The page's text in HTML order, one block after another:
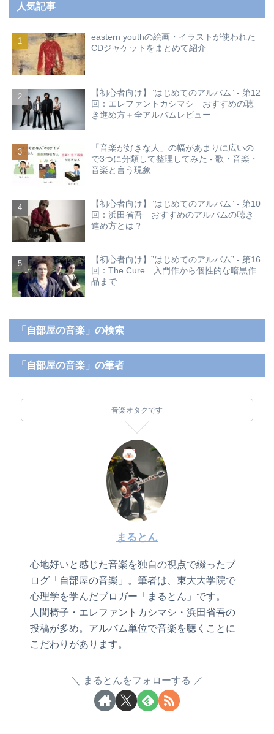
人気記事
eastern youthの絵画・イラストが使われた
CDジャケットをまとめて紹介
【初心者向け】”はじめてのアルバム” - 第12
回：エレファントカシマシ おすすめの聴
き進め方＋全アルバムレビュー
「音楽が好きな人」の幅があまりに広いの
で3つに分類して整理してみた - 歌・音楽・
音楽と言う現象
【初心者向け】”はじめてのアルバム” - 第10
回：浜田省吾 おすすめのアルバムの聴き
進め方とは？
【初心者向け】”はじめてのアルバム” - 第16
回：The Cure 入門作から個性的な暗黒作
品まで
「自部屋の音楽」の検索
「自部屋の音楽」の筆者
音楽オタクです
まるとん
心地好いと感じた音楽を独自の視点で綴ったブ
ログ「自部屋の音楽」。筆者は、東大大学院で
心理学を学んだブロガー「まるとん」です。
人間椅子・エレファントカシマシ・浜田省吾の
投稿が多め。アルバム単位で音楽を聴くことに
こだわりがあります。
まるとんをフォローする